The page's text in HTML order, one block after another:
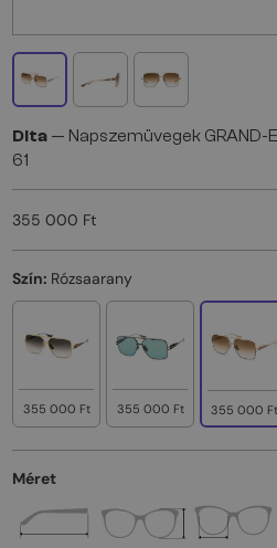
Dita — Napszemüvegek GRAND-
61
355 000 Ft
Szín: Rózsaarany
355 000 Ft 355 000 Ft 355 000 Ft
Méret